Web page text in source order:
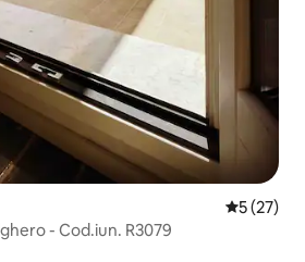
5 (27)
- Cod.iun. R3079